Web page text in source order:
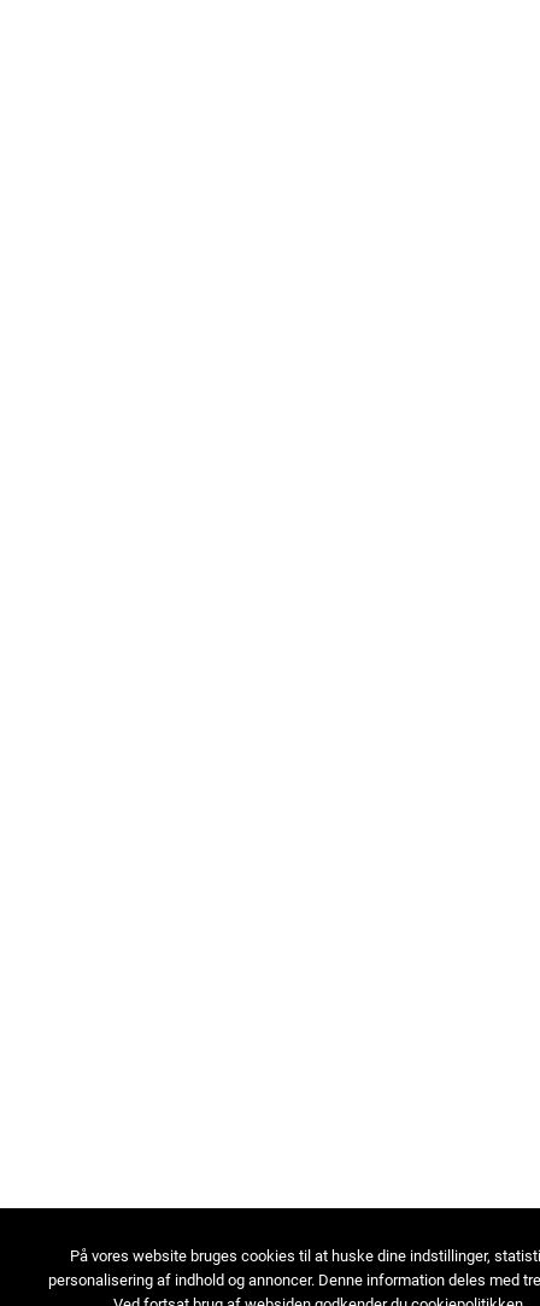
På vores website bruges cookies til at huske dine indstillinger,
personalisering af indhold og annoncer. Denne information deles med